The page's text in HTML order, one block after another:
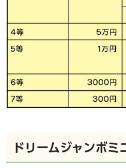
ドリームジャンボミ